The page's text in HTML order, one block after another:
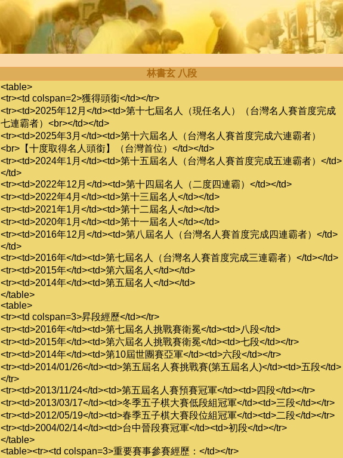
林書玄 八段
<table>
<tr><td colspan=2>獲得頭銜</td></tr>
<tr><td>2025年12月</td><td>第十七屆名人（現任名人）（台灣名人賽首度完成
七連霸者）<br></td></td>
<tr><td>2025年3月</td><td>第十六屆名人（台灣名人賽首度完成六連霸者）
<br>【十度取得名人頭銜】（台灣首位）</td></td>
<tr><td>2024年1月</td><td>第十五屆名人（台灣名人賽首度完成五連霸者）</td>
</td>
<tr><td>2022年12月</td><td>第十四屆名人（二度四連霸）</td></td>
<tr><td>2022年4月</td><td>第十三屆名人</td></td>
<tr><td>2021年1月</td><td>第十二屆名人</td></td>
<tr><td>2020年1月</td><td>第十一屆名人</td></td>
<tr><td>2016年12月</td><td>第八屆名人（台灣名人賽首度完成四連霸者）</td>
</td>
<tr><td>2016年</td><td>第七屆名人（台灣名人賽首度完成三連霸者）</td></td>
<tr><td>2015年</td><td>第六屆名人</td></td>
<tr><td>2014年</td><td>第五屆名人</td></td>
</table>
<table>
<tr><td colspan=3>昇段經歷</td></tr>
<tr><td>2016年</td><td>第七屆名人挑戰賽衛冕</td><td>八段</td>
<tr><td>2015年</td><td>第六屆名人挑戰賽衛冕</td><td>七段</td></tr>
<tr><td>2014年</td><td>第10屆世團賽亞軍</td><td>六段</td></tr>
<tr><td>2014/01/26</td><td>第五屆名人賽挑戰賽(第五屆名人)</td><td>五段</td>
</tr>
<tr><td>2013/11/24</td><td>第五屆名人賽預賽冠軍</td><td>四段</td></tr>
<tr><td>2013/03/17</td><td>冬季五子棋大賽低段組冠軍</td><td>三段</td></tr>
<tr><td>2012/05/19</td><td>春季五子棋大賽段位組冠軍</td><td>二段</td></tr>
<tr><td>2004/02/14</td><td>台中晉段賽冠軍</td><td>初段</td></tr>
</table>
<table><tr><td colspan=3>重要賽事參賽經歷：</td></tr>